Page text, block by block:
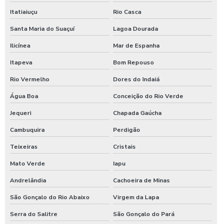
Itatiaiuçu Rio Casca
Santa Maria do Suaçuí Lagoa Dourada
Ilicínea Mar de Espanha
Itapeva Bom Repouso
Rio Vermelho Dores do Indaiá
Água Boa Conceição do Rio Verde
Jequeri Chapada Gaúcha
Cambuquira Perdigão
Teixeiras Cristais
Mato Verde Iapu
Andrelândia Cachoeira de Minas
São Gonçalo do Rio Abaixo Virgem da Lapa
Serra do Salitre São Gonçalo do Pará